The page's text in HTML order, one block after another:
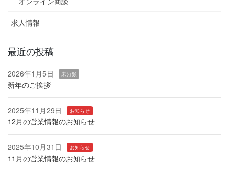
求人情報
最近の投稿
2026年1月5日 未分類
新年のご挨拶
2025年11月29日 お知らせ
12月の営業情報のお知らせ
2025年10月31日 お知らせ
11月の営業情報のお知らせ